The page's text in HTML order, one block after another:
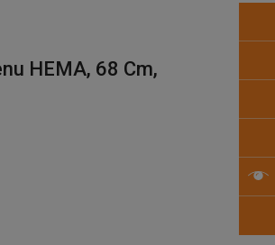
HEMA, 68 Cm,